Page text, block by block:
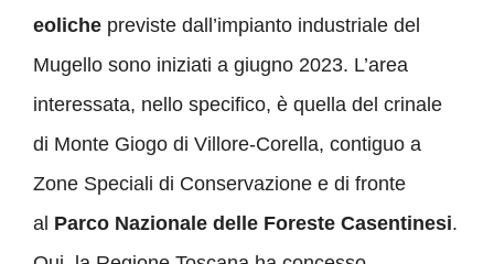
eoliche previste dall’impianto industriale del
Mugello sono iniziati a giugno 2023. L’area
interessata, nello specifico, è quella del crinale
di Monte Giogo di Villore-Corella, contiguo a
Zone Speciali di Conservazione e di fronte
al Parco Nazionale delle Foreste Casentinesi.